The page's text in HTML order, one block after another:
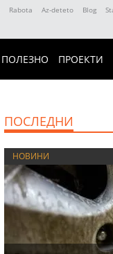
Rabota Az-deteto Blog
ПОЛЕЗНО ПРОЕКТИ
ПОСЛЕДНИ
НОВИНИ